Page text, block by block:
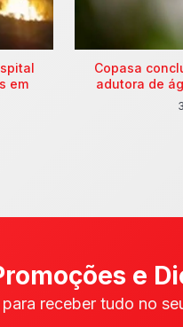
em
Copasa
adutora de
e
receber tudo no